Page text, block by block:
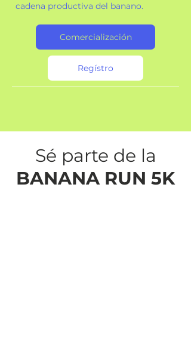
cadena productiva del banano.
Comercialización
Regístro
Sé parte de la
BANANA RUN 5K